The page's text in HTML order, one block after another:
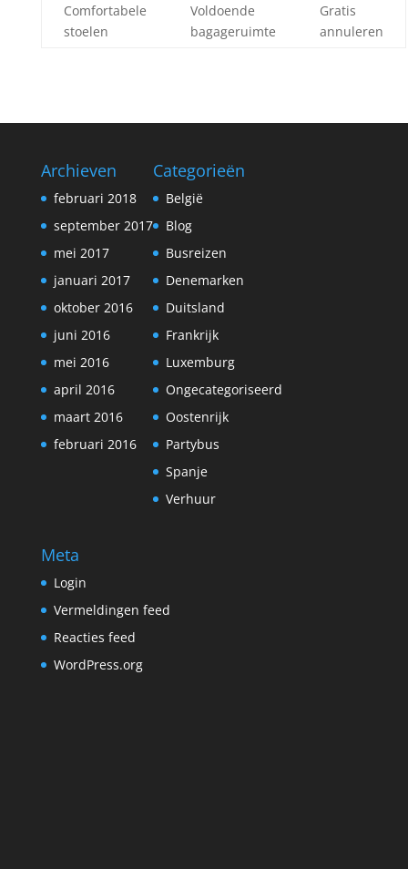
Comfortabele
stoelen
Voldoende
bagageruimte
Gratis
annuleren
Archieven
februari 2018
september 2017
mei 2017
januari 2017
oktober 2016
juni 2016
mei 2016
april 2016
maart 2016
februari 2016
Categorieën
België
Blog
Busreizen
Denemarken
Duitsland
Frankrijk
Luxemburg
Ongecategoriseerd
Oostenrijk
Partybus
Spanje
Verhuur
Meta
Login
Vermeldingen feed
Reacties feed
WordPress.org